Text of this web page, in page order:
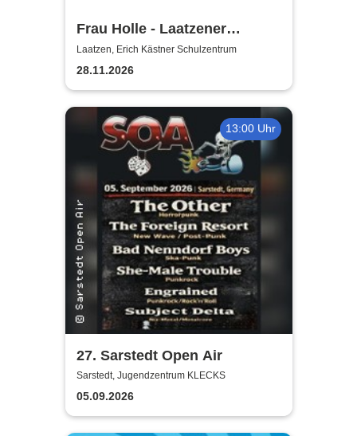
Frau Holle - Laatzener
Weihnachtsmärchen 2026
Laatzen, Erich Kästner Schulzentrum
28.11.2026
13:00 Uhr
27. Sarstedt Open Air
Sarstedt, Jugendzentrum KLECKS
05.09.2026